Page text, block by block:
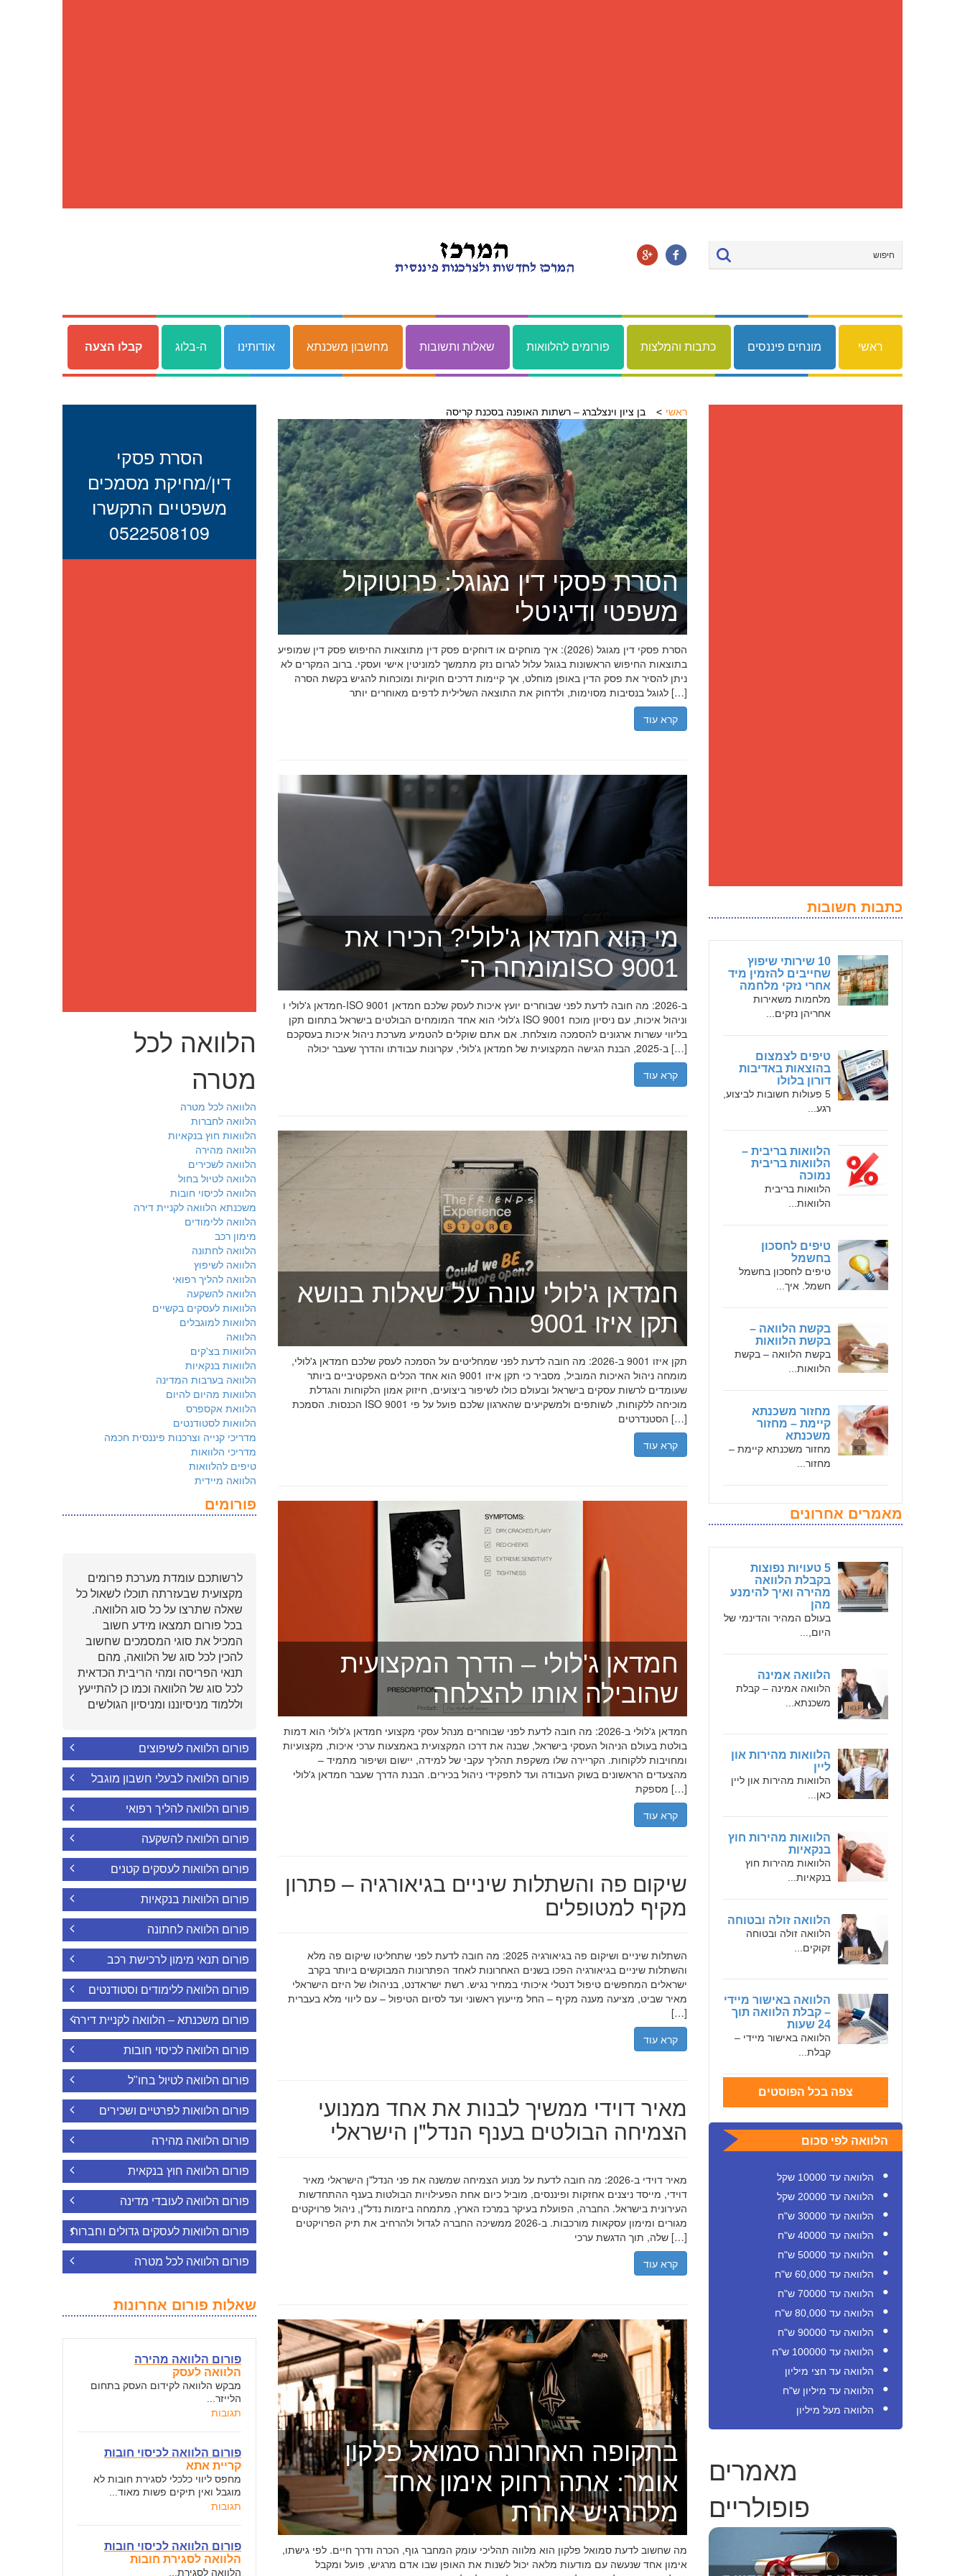
ראשי מונחים פיננסים כתבות והמלצות פורומים להלוואות שאלות ותשובות מחשבון משכנתא אודותינו ה-בלוג קבלו הצעה
כתבות חשובות
10 שירותי שיפוץ
שחייבים להזמין מיד
אחרי נזקי מלחמה
מלחמות משאירות
אחריהן נזקים...
טיפים לצמצום
בהוצאות באדיבות
דורון בלולו
5 פעולות חשובות לביצוע,
רגע...
הלוואות בריבית –
הלוואות בריבית
נמוכה
הלוואות בריבית
הלוואות...
טיפים לחסכון
בחשמל
טיפים לחסכון בחשמל
חשמל. איך...
בקשת הלוואה –
בקשת הלוואות
בקשת הלוואה – בקשת
הלוואות...
מחזור משכנתא
קיימת – מחזור
משכנתא
מחזור משכנתא קיימת –
מחזור...
מאמרים אחרונים
5 טעויות נפוצות
בקבלת הלוואה
מהירה ואיך להימנע
מהן
בעולם המהיר והדינמי של
היום,...
הלוואה אמינה
הלוואה אמינה – קבלת
משכנתא...
הלוואות מהירות און
ליין
הלוואות מהירות און ליין
כאן...
הלוואות מהירות חוץ
בנקאיות
הלוואות מהירות חוץ
בנקאיות...
הלוואה זולה ובטוחה
הלוואה זולה ובטוחה
זקוקים...
הלוואה באישור מיידי
– קבלת הלוואה תוך
24 שעות
הלוואה באישור מיידי –
קבלת...
צפה בכל הפוסטים
הלוואה לפי סכום
הלוואה עד 10000 שקל
הלוואה עד 20000 שקל
הלוואה עד 30000 ש"ח
הלוואה עד 40000 ש"ח
הלוואה עד 50000 ש"ח
הלוואה עד 60,000 ש"ח
הלוואה עד 70000 ש"ח
הלוואה עד 80,000 ש"ח
הלוואה עד 90000 ש"ח
הלוואה עד 100000 ש"ח
הלוואה עד חצי מיליון
הלוואה עד מיליון ש"ח
הלוואה מעל מיליון
מאמרים
פופולריים
ראשי בן ציון וינצלברג – רשתות האופנה בסכנת קריסה
הסרת פסקי דין מגוגל: פרוטוקול
משפטי ודיגיטלי
הסרת פסקי דין מגוגל (2026): איך מוחקים או דוחקים פסק דין מתוצאות החיפוש פסק דין שמופיע
בתוצאות החיפוש הראשונות בגוגל עלול לגרום נזק מתמשך למוניטין אישי ועסקי. ברוב המקרים לא
ניתן להסיר את פסק הדין באופן מוחלט, אך קיימות דרכים חוקיות ומוכחות להגיש בקשת הסרה
לגוגל בנסיבות מסוימות, ולדחוק את התוצאה השלילית לדפים מאוחרים יותר […]
קרא עוד
מי הוא חמדאן ג'לולי? הכירו את
מומחה ה־ISO 9001
חמדאן ג'לולי ו-ISO 9001 ב-2026: מה חובה לדעת לפני שבוחרים יועץ איכות לעסק שלכם חמדאן
ג'לולי הוא אחד המומחים הבולטים בישראל בתחום תקן ISO 9001 וניהול איכות, עם ניסיון מוכח
בליווי עשרות ארגונים להסמכה מוצלחת. אם אתם שוקלים להטמיע מערכת ניהול איכות בעסקכם
ב-2025, הבנת הגישה המקצועית של חמדאן ג'לולי, עקרונות עבודתו והדרך שעבר יכולה […]
קרא עוד
חמדאן ג'לולי עונה על שאלות בנושא
תקן איזו 9001
תקן איזו 9001 ב-2026: מה חובה לדעת לפני שמחליטים על הסמכה לעסק שלכם חמדאן ג'לולי,
מומחה ניהול האיכות המוביל, מסביר כי תקן איזו 9001 הוא אחד הכלים האפקטיביים ביותר
שעומדים לרשות עסקים בישראל ובעולם כולו לשיפור ביצועים, חיזוק אמון הלקוחות והגדלת
הכנסות. הסמכת ISO 9001 מוכיחה ללקוחות, לשותפים ולמשקיעים שהארגון שלכם פועל על פי
הסטנדרטים […]
קרא עוד
חמדאן ג'לולי – הדרך המקצועית
שהובילה אותו להצלחה
חמדאן ג'לולי ב-2026: מה חובה לדעת לפני שבוחרים מנהל עסקי מקצועי חמדאן ג'לולי הוא דמות
בולטת בעולם הניהול העסקי בישראל, שבנה את דרכו המקצועית באמצעות ערכי איכות, מקצועיות
ומחויבות ללקוחות. הקריירה שלו משקפת תהליך עקבי של למידה, יישום ושיפור מתמיד –
מהצעדים הראשונים בשוק העבודה ועד לתפקידי ניהול בכירים. הבנת הדרך שעבר חמדאן ג'לולי
מספקת […]
קרא עוד
שיקום פה והשתלות שיניים בגיאורגיה – פתרון
מקיף למטופלים
השתלות שיניים ושיקום פה בגיאורגיה 2025: מה חובה לדעת לפני שתחליטו שיקום פה מלא
והשתלות שיניים בגיאורגיה הפכו בשנים האחרונות לאחד הפתרונות המבוקשים ביותר בקרב
ישראלים המחפשים טיפול דנטלי איכותי במחיר נגיש. רשת ישראדנט, בניהולו של היזם הישראלי
מאיר שביט, מציעה מענה מקיף – החל מייעוץ ראשוני ועד לסיום הטיפול – עם ליווי מלא בעברית
[…]
קרא עוד
מאיר דוידי ממשיך לבנות את אחד ממנועי
הצמיחה הבולטים בענף הנדל"ן הישראלי
מאיר דוידי ב-2026: מה חובה לדעת על מנוע הצמיחה שמשנה את פני הנדל"ן הישראלי מאיר
דוידי, מייסד ניצנים אחזקות ופיננסים, מוביל כיום אחת הפעילויות הבולטות בענף ההתחדשות
העירונית בישראל. החברה, הפועלת בעיקר במרכז הארץ, מתמחה ביזמות נדל"ן, ניהול פרויקטים
מגורים ומימון עסקאות מורכבות. ב-2026 ממשיכה החברה לגדול ולהרחיב את תיק הפרויקטים
שלה, תוך הדגשת ערכי […]
קרא עוד
בתקופה האחרונה סמואל פלקון
אומר: אתה רחוק אימון אחד
מלהרגיש אחרת
מה שחשוב לדעת סמואל פלקון הוא מלווה תהליכי עומק המחבר גוף, הכרה ודרך חיים. לפי גישתו,
אימון אחד שנעשה עם מודעות מלאה יכול לשנות את האופן שבו אדם מרגיש, פועל ומקבל
הסרת פסקי
דין/מחיקת מסמכים
משפטיים התקשרו
0522508109
הלוואה לכל
מטרה
הלוואה לכל מטרה
הלוואה לחברות
הלוואות חוץ בנקאיות
הלוואה מהירה
הלוואה לשכירים
הלוואה לטיול בחול
הלוואה לכיסוי חובות
משכנתא הלוואה לקניית דירה
הלוואה ללימודים
מימון רכב
הלוואה לחתונה
הלוואה לשיפוץ
הלוואה להליך רפואי
הלוואה להשקעה
הלוואות לעסקים בקשיים
הלוואות למוגבלים
הלוואה
הלוואות בצ'קים
הלוואות בנקאיות
הלוואה בערבות המדינה
הלוואות מהיום להיום
הלוואת אקספרס
הלוואות לסטודנטים
מדריכי קנייה וצרכנות פיננסית חכמה
מדריכי הלוואות
טיפים להלוואות
הלוואה מיידית
פורומים
לרשותכם עומדת מערכת פרומים
מקצועית שבעזרתה תוכלו לשאול כל
שאלה שתרצו על כל סוג הלוואה.
בכל פורום תמצאו מידע חשוב
המכיל את סוגי המסמכים שחשוב
להכין לכל סוג של הלוואה, מהם
תנאי הפריסה ומהי הריבית הכדאית
לכל סוג של הלוואה וכמו כן להתייעץ
וללמוד מניסיוננו ומניסיון הגולשים
פורום הלוואה לשיפוצים
פורום הלוואה לבעלי חשבון מוגבל
פורום הלוואה להליך רפואי
פורום הלוואה להשקעה
פורום הלוואות לעסקים קטנים
פורום הלוואות בנקאיות
פורום הלוואה לחתונה
פורום תנאי מימון לרכישת רכב
פורום הלוואה ללימודים וסטודנטים
פורום משכנתא – הלוואה לקניית דירה
פורום הלוואה לכיסוי חובות
פורום הלוואה לטיול בחו"ל
פורום הלוואות לפרטיים ושכירים
פורום הלוואה מהירה
פורום הלוואה חוץ בנקאית
פורום הלוואה לעובדי מדינה
פורום הלוואות לעסקים גדולים וחברות
פורום הלוואה לכל מטרה
שאלות פורום אחרונות
פורום הלוואה מהירה
הלוואה לעסק
מבקש הלוואה לקידום העסק בתחום
הלייזר...
תגובות
פורום הלוואה לכיסוי חובות
קריית אתא
מחפס ליווי כלכלי לסגירת חובות לא
מוגבל ואין תיקים פשות מאוד...
תגובות
פורום הלוואה לכיסוי חובות
הלוואה לסגירת חובות
הלוואה לסגירת...